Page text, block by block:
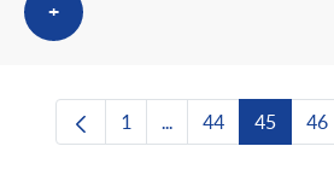
+
Pàgina
1 ...PàginesPàgina
44 Pàgina
45 46